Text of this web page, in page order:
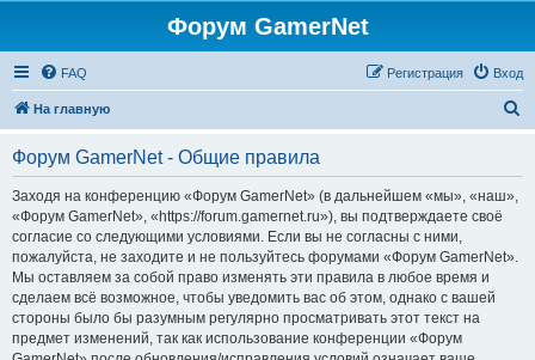
Форум GamerNet
FAQ Вход
Регистрация
На главную
Форум GamerNet - Общие правила
Заходя на конференцию «Форум GamerNet» (в дальнейшем «мы», «наш»,
«Форум GamerNet», «https://forum.gamernet.ru»), вы подтверждаете своё
согласие со следующими условиями. Если вы не согласны с ними,
пожалуйста, не заходите и не пользуйтесь форумами «Форум GamerNet».
Мы оставляем за собой право изменять эти правила в любое время и
сделаем всё возможное, чтобы уведомить вас об этом, однако с вашей
стороны было бы разумным регулярно просматривать этот текст на
предмет изменений, так как использование конференции «Форум